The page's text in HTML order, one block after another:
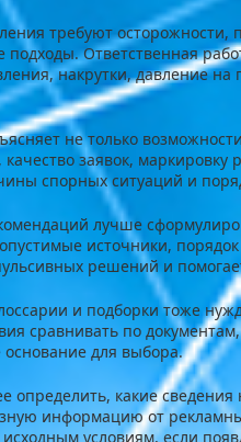
требуют осторожности,
подходы. Ответственная
накрутки, давление
не только
заявок, маркировку
спорных ситуаций и
лучше
источники, порядок
решений и
и подборки тоже
сравнивать по
основание для выбора.
определить, какие
информацию от
условиям, если